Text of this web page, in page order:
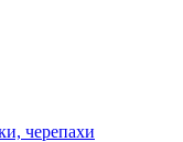
черепахи